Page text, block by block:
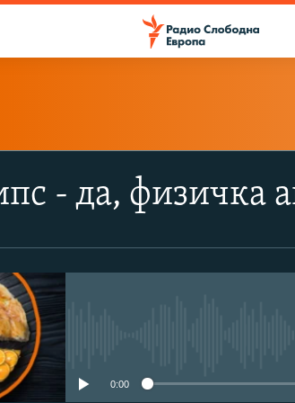
Ај Тјунс
YouTube Music
YouTube
- да, физичка
0:00